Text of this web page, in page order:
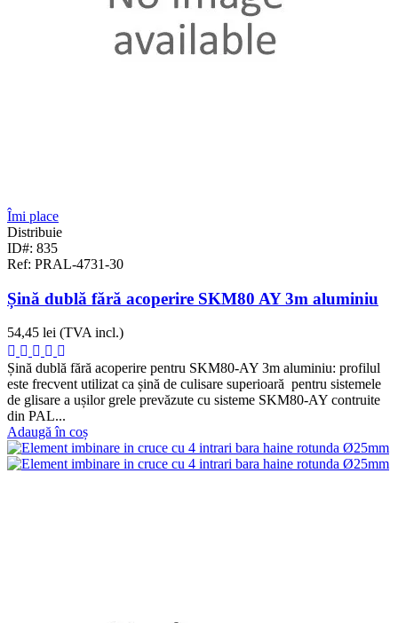
Îmi place
Distribuie
ID#: 835
Ref: PRAL-4731-30
Șină dublă fără acoperire SKM80 AY 3m aluminiu
54,45 lei (TVA incl.)
Șină dublă fără acoperire pentru SKM80-AY 3m aluminiu: profilul
este frecvent utilizat ca șină de culisare superioară pentru sistemele
de glisare a ușilor grele prevăzute cu sisteme SKM80-AY contruite
din PAL...
Adaugă în coș